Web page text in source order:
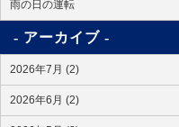
雨の日の運転
アーカイブ
2026年7月 (2)
2026年6月 (2)